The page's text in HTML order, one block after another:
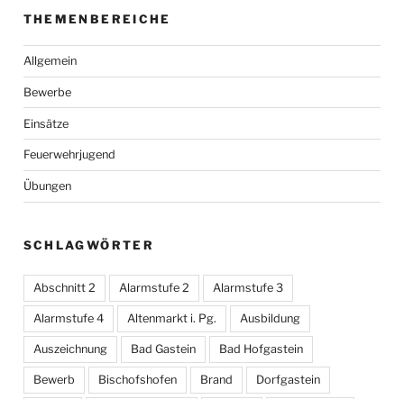
THEMENBEREICHE
Allgemein
Bewerbe
Einsätze
Feuerwehrjugend
Übungen
SCHLAGWÖRTER
Abschnitt 2 Alarmstufe 2 Alarmstufe 3
Alarmstufe 4 Altenmarkt i. Pg. Ausbildung
Auszeichnung Bad Gastein Bad Hofgastein
Bewerb Bischofshofen Brand Dorfgastein